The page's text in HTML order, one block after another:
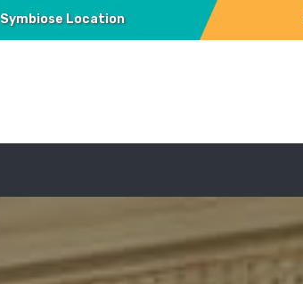
Symbiose Location